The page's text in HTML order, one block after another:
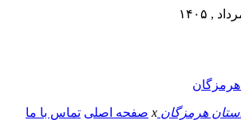
x صفحه اصلی تماس با ما